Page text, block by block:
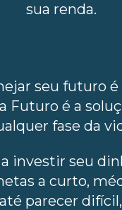
sua renda.
seu futuro
Futuro é a
fase da
investir seu
a curto,
parecer